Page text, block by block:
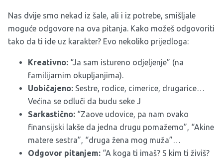
Nas dvije smo nekad iz šale, ali i iz potrebe, smišljale
moguće odgovore na ova pitanja. Kako možeš odgovoriti
tako da ti ide uz karakter? Evo nekoliko prijedloga:
Kreativno: “Ja sam istureno odjeljenje” (na
familijarnim okupljanjima).
Uobičajeno: Sestre, rodice, cimerice, drugarice…
Većina se odluči da budu seke J
Sarkastično: “Zaove udovice, pa nam ovako
finansijski lakše da jedna drugu pomažemo”, “Akine
matere sestra”, “druga žena mog muža”…
Odgovor pitanjem: “A koga ti imaš? S kim ti živiš?